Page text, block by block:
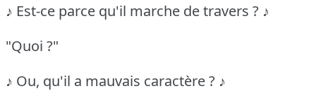
♪ Est-ce parce qu'il marche de travers ? ♪
"Quoi ?"
♪ Ou, qu'il a mauvais caractère ? ♪